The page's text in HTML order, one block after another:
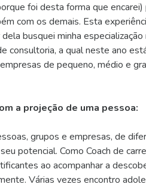
foi desta forma que encarei)
com os demais. Esta
busquei minha especialização
consultoria, a qual neste ano
de pequeno, médio e
a projeção de uma pessoa:
grupos e empresas, de
potencial. Como Coach de
ao acompanhar a
Várias vezes encontro